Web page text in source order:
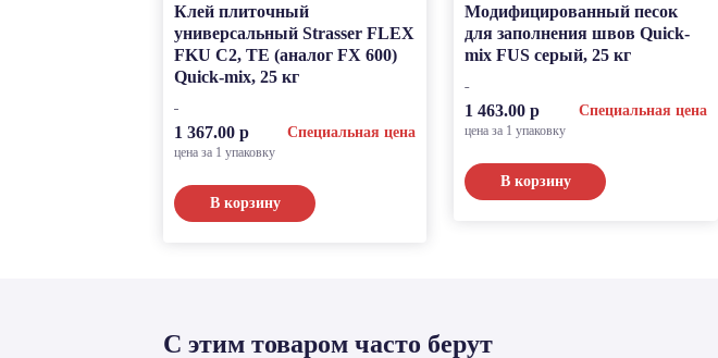
Клей плиточный
универсальный Strasser FLEX
FKU C2, TE (аналог FX 600)
Quick-mix, 25 кг
1 367.00 р Специальная цена
цена за 1 упаковку
В корзину
Модифицированный песок
для заполнения швов Quick-
mix FUS серый, 25 кг
1 463.00 р Специальная цена
цена за 1 упаковку
В корзину
С этим товаром часто берут